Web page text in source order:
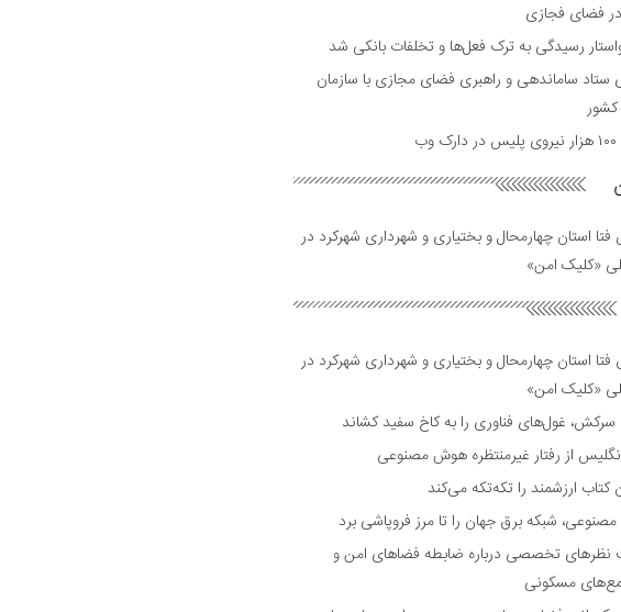
در فضای فجازی
رسیدگی به ترک فعل‌ها و تخلفات بانکی شد
ساماندهی و راهبری فضای مجازی با سازمان
کشور
استان چهارمحال و بختیاری و شهرداری شهرکرد در
«کلیک امن»
استان چهارمحال و بختیاری و شهرداری شهرکرد در
«کلیک امن»
غول‌های فناوری را به کاخ سفید کشاند
از رفتار غیرمنتظره هوش مصنوعی
کتاب ارزشمند را تکه‌تکه می‌کند
شبکه برق جهان را تا مرز فروپاشی برد
نظر‌های تخصصی درباره ضابطه فضا‌های امن و
مسکونی